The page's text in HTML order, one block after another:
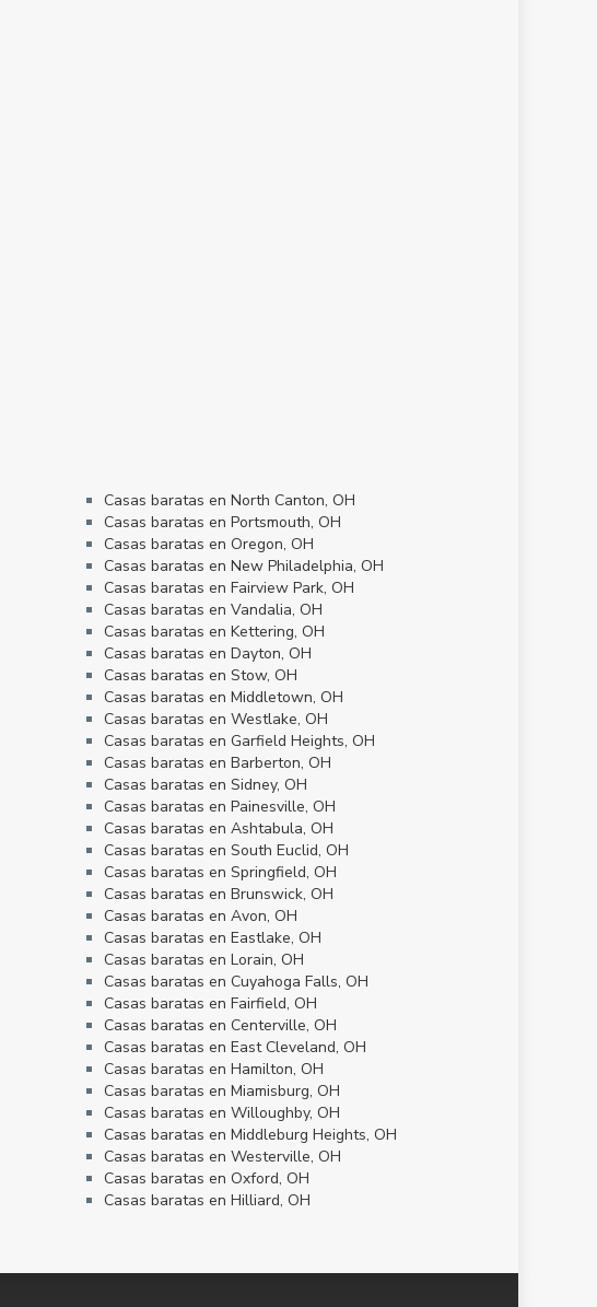
Casas baratas en North Canton, OH
Casas baratas en Portsmouth, OH
Casas baratas en Oregon, OH
Casas baratas en New Philadelphia, OH
Casas baratas en Fairview Park, OH
Casas baratas en Vandalia, OH
Casas baratas en Kettering, OH
Casas baratas en Dayton, OH
Casas baratas en Stow, OH
Casas baratas en Middletown, OH
Casas baratas en Westlake, OH
Casas baratas en Garfield Heights, OH
Casas baratas en Barberton, OH
Casas baratas en Sidney, OH
Casas baratas en Painesville, OH
Casas baratas en Ashtabula, OH
Casas baratas en South Euclid, OH
Casas baratas en Springfield, OH
Casas baratas en Brunswick, OH
Casas baratas en Avon, OH
Casas baratas en Eastlake, OH
Casas baratas en Lorain, OH
Casas baratas en Cuyahoga Falls, OH
Casas baratas en Fairfield, OH
Casas baratas en Centerville, OH
Casas baratas en East Cleveland, OH
Casas baratas en Hamilton, OH
Casas baratas en Miamisburg, OH
Casas baratas en Willoughby, OH
Casas baratas en Middleburg Heights, OH
Casas baratas en Westerville, OH
Casas baratas en Oxford, OH
Casas baratas en Hilliard, OH